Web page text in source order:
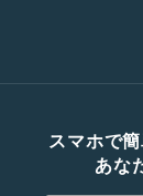
スマホで
あな